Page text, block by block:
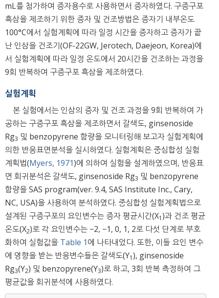
mL를 첨가하여 증자용수로 사용하면서 증자하였다. 구증구포
흑삼을 제조하기 위한 증자 및 건조방법은 증자기 내부온도
100°C에서 실험계획에 따라 일정 시간을 증자하고 증자가 끝
난 인삼을 건조기(OF-22GW, Jerotech, Daejeon, Korea)에
서 실험계획에 따라 일정 온도에서 20시간을 건조하는 과정을
9회 반복하여 구증구포 흑삼을 제조하였다.
실험계획
본 실험에서는 인삼의 증자 및 건조 과정을 9회 반복하여 가
공하는 구증구포 흑삼을 제조하면서 갈색도, ginsenoside
Rg3 및 benzopyrene 함량을 모니터링해 보고자 실험계획에
의한 반응표면분석을 실시하였다. 실험계획은 중심합성 실험
계획법(Myers, 1971)에 의하여 실험을 설계하였으며, 반응표
면 회귀분석은 갈색도, ginsenoside Rg3 및 benzopyrene
함량을 SAS program(ver. 9.4, SAS Institute Inc., Cary,
NC, USA)을 사용하여 분석하였다. 중심합성 실험계획법으로
설계된 구증구포의 요인변수는 증자 평균시간(X1)과 건조 평균
온도(X2)로 각 요인변수는 −2, −1, 0, 1, 2로 다섯 단계로 부호
화하여 실험값을 Table 1에 나타내었다. 또한, 이들 요인 변수
에 영향을 받는 반응변수들은 갈색도(Y1), ginsenoside
Rg3(Y2) 및 benzopyrene(Y3)로 하고, 3회 반복 측정하여 그
평균값을 회귀분석에 사용하였다.